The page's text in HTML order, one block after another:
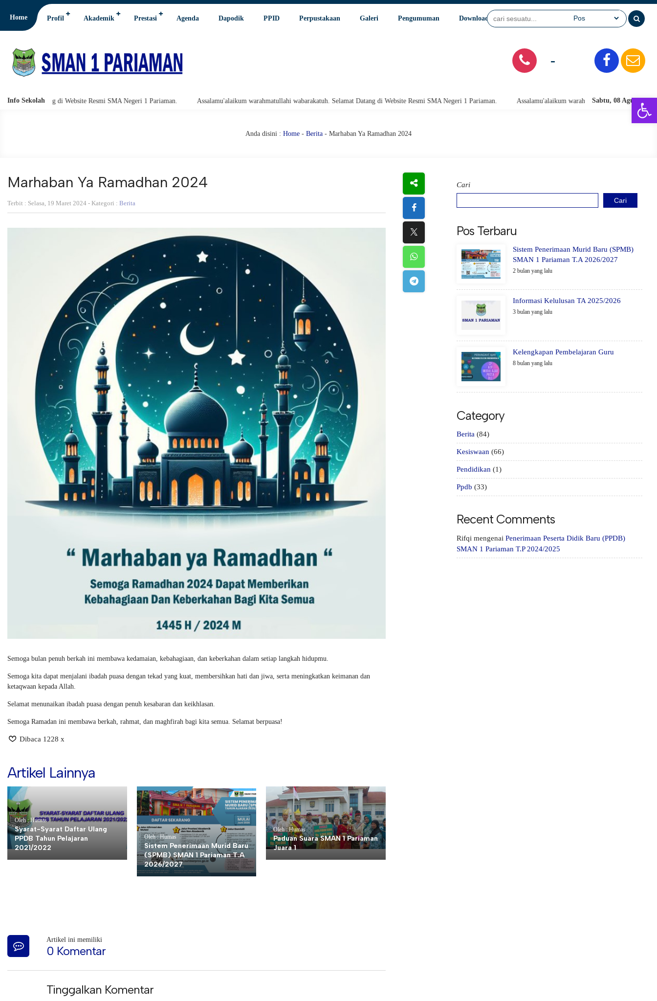
Home Profil Akademik Prestasi Agenda Dapodik PPID Perpustakaan Galeri Pengumuman Download Video
-
Info Sekolah Sabtu, 08 Agu 2026
di Website Resmi SMA Negeri 1 Pariaman. Assalamu'alaikum warahmatullahi wabarakatuh. Selamat Datang di Website Resmi SMA Negeri 1 Pariaman. Assalamu'alaikum warahmatullahi wabarakatuh. Selamat
Anda disini : Home - Berita - Marhaban Ya Ramadhan 2024
Marhaban Ya Ramadhan 2024
Terbit : Selasa, 19 Maret 2024 - Kategori : Berita
Semoga bulan penuh berkah ini membawa kedamaian, kebahagiaan, dan keberkahan dalam setiap langkah hidupmu.
Semoga kita dapat menjalani ibadah puasa dengan tekad yang kuat, membersihkan hati dan jiwa, serta meningkatkan keimanan dan
ketaqwaan kepada Allah.
Selamat menunaikan ibadah puasa dengan penuh kesabaran dan keikhlasan.
Semoga Ramadan ini membawa berkah, rahmat, dan maghfirah bagi kita semua. Selamat berpuasa!
Dibaca 1228 x
Artikel Lainnya
Oleh : Humas
Syarat-Syarat Daftar Ulang
PPDB Tahun Pelajaran
2021/2022
Oleh : Humas
Sistem Penerimaan Murid Baru
(SPMB) SMAN 1 Pariaman T.A
2026/2027
Oleh : Humas
Paduan Suara SMAN 1 Pariaman
Juara 1
Artikel ini memiliki
0 Komentar
Tinggalkan Komentar
Cari
Cari
Pos Terbaru
Sistem Penerimaan Murid Baru (SPMB)
SMAN 1 Pariaman T.A 2026/2027
2 bulan yang lalu
Informasi Kelulusan TA 2025/2026
3 bulan yang lalu
Kelengkapan Pembelajaran Guru
8 bulan yang lalu
Category
Berita (84)
Kesiswaan (66)
Pendidikan (1)
Ppdb (33)
Recent Comments
Rifqi mengenai Penerimaan Peserta Didik Baru (PPDB)
SMAN 1 Pariaman T.P 2024/2025